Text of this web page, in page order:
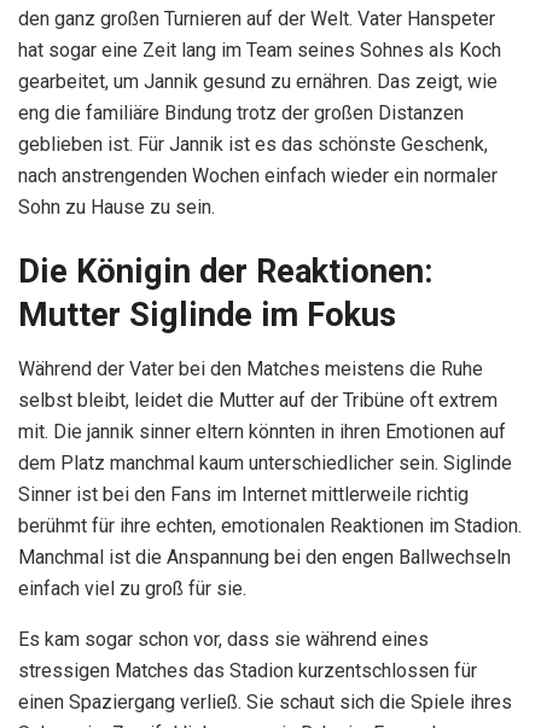
den ganz großen Turnieren auf der Welt. Vater Hanspeter
hat sogar eine Zeit lang im Team seines Sohnes als Koch
gearbeitet, um Jannik gesund zu ernähren. Das zeigt, wie
eng die familiäre Bindung trotz der großen Distanzen
geblieben ist. Für Jannik ist es das schönste Geschenk,
nach anstrengenden Wochen einfach wieder ein normaler
Sohn zu Hause zu sein.
Die Königin der Reaktionen:
Mutter Siglinde im Fokus
Während der Vater bei den Matches meistens die Ruhe
selbst bleibt, leidet die Mutter auf der Tribüne oft extrem
mit. Die jannik sinner eltern könnten in ihren Emotionen auf
dem Platz manchmal kaum unterschiedlicher sein. Siglinde
Sinner ist bei den Fans im Internet mittlerweile richtig
berühmt für ihre echten, emotionalen Reaktionen im Stadion.
Manchmal ist die Anspannung bei den engen Ballwechseln
einfach viel zu groß für sie.
Es kam sogar schon vor, dass sie während eines
stressigen Matches das Stadion kurzentschlossen für
einen Spaziergang verließ. Sie schaut sich die Spiele ihres